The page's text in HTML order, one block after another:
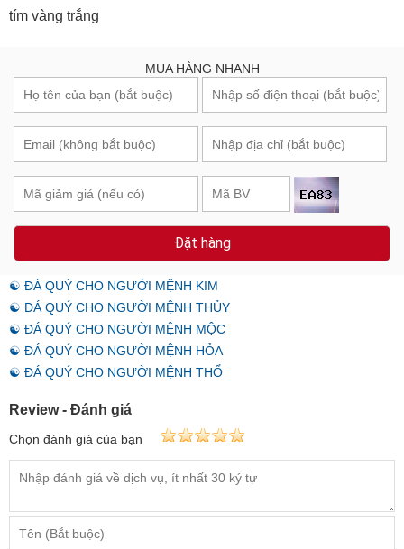
tím vàng trắng
MUA HÀNG NHANH
Đặt hàng
☯ ĐÁ QUÝ CHO NGƯỜI MỆNH KIM
☯ ĐÁ QUÝ CHO NGƯỜI MỆNH THỦY
☯ ĐÁ QUÝ CHO NGƯỜI MỆNH MỘC
☯ ĐÁ QUÝ CHO NGƯỜI MỆNH HỎA
☯ ĐÁ QUÝ CHO NGƯỜI MỆNH THỔ
Review - Đánh giá
Chọn đánh giá của bạn